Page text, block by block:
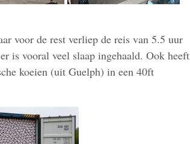
voor de rest verliep de reis van 5.5 uur
is vooral veel slaap ingehaald. Ook heeft
koeien (uit Guelph) in een 40ft